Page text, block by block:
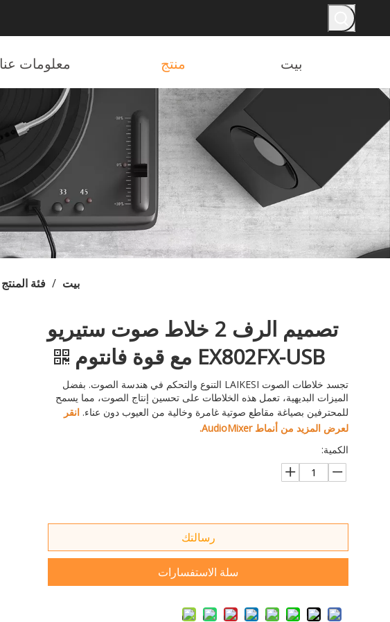
بيت منتج معلومات عنا
بيت / فئة المنتج
تصميم الرف 2 خلاط صوت ستيريو
EX802FX-USB مع قوة فانتوم
تجسد خلاطات الصوت LAIKESI التنوع والتحكم في هندسة الصوت. بفضل
الميزات البديهية، تعمل هذه الخلاطات على تحسين إنتاج الصوت، مما يسمح
للمحترفين بصياغة مقاطع صوتية غامرة وخالية من العيوب دون عناء. انقر
لعرض المزيد من أنماط AudioMixer.
الكمية:
رسالتك
سلة الاستفسارات